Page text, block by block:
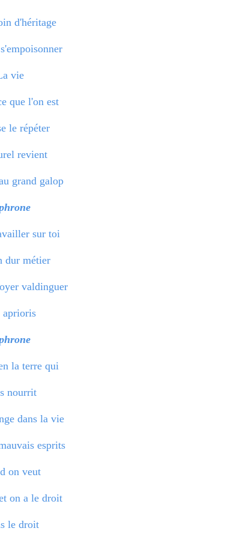
d'héritage
vie
que l'on est
le répéter
revient
grand galop
sur toi
dur métier
valdinguer
aprioris
la terre qui
nourrit
dans la vie
esprits
on veut
on a le droit
le droit